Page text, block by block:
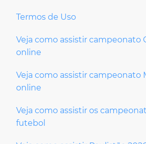
Termos de Uso
Veja como assistir campeonato
online
Veja como assistir campeonato
online
Veja como assistir os
futebol